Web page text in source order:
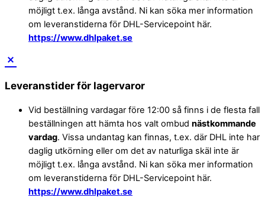
möjligt t.ex. långa avstånd. Ni kan söka mer information
om leveranstiderna för DHL-Servicepoint här.
https://www.dhlpaket.se
Leveranstider för lagervaror
Vid beställning vardagar före 12:00 så finns i de flesta fall
beställningen att hämta hos valt ombud nästkommande
vardag. Vissa undantag kan finnas, t.ex. där DHL inte har
daglig utkörning eller om det av naturliga skäl inte är
möjligt t.ex. långa avstånd. Ni kan söka mer information
om leveranstiderna för DHL-Servicepoint här.
https://www.dhlpaket.se